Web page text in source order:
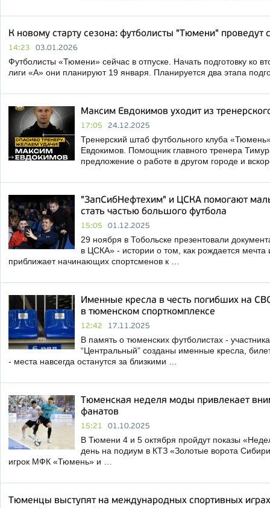
К новому старту сезона: футболисты "Тюмени" проведут
14:23 03.01.2026
Футболисты «Тюмени» сейчас в отпуске. Начать подготовку ко
лиги «А» они планируют 19 января. Планируется два этапа
Максим Евдокимов уходит из
17:05 24.12.2025
Тренерский штаб футбольного клуба
Евдокимов. Помощник главного тренера
предложение о работе в другом городе и
"ЗапСибНефтехим" и ЦСКА помогают
стать частью большого футбола
15:05 01.12.2025
29 ноября в Тобольске презентовали
в ЦСКА» - истории о том, как рождается мечта
приближает начинающих спортсменов к …
Именные кресла в честь погибших на
в тюменском спорткомплексе
12:42 17.11.2025
В память о тюменских футболистах -
“Центральный” созданы именные кресла,
- места навсегда останутся за близкими …
Тюменская неделя моды привлекает
фанатов
15:21 01.10.2025
В Тюмени 4 и 5 октября пройдут показы
день на подиум в КТЗ «Золотые ворота
игрок МФК «Тюмень» и …
Тюменцы выступят на международных спортивных играх